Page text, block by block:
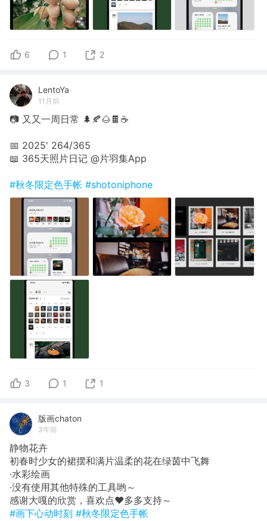
6 1 2
LentoYa
11月前
📷 又又一周日常 🌲🍂🌰🍫☕️
📅 2025' 264/365
📖 365天照片日记 @片羽集App
#秋冬限定色手帐 #shotoniphone
3 1 1
版画chaton
3年前
静物花卉
初春时少女的裙摆和满片温柔的花在绿茵中飞舞
·水彩绘画
·没有使用其他特殊的工具哟～
感谢大嘎的欣赏，喜欢点♥️多多支持～
#画下心动时刻 #秋冬限定色手帐